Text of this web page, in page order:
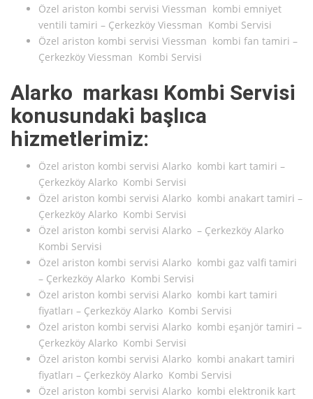
Özel ariston kombi servisi Viessman kombi emniyet
ventili tamiri – Çerkezköy Viessman Kombi Servisi
Özel ariston kombi servisi Viessman kombi fan tamiri –
Çerkezköy Viessman Kombi Servisi
Alarko markası Kombi Servisi
konusundaki başlıca
hizmetlerimiz:
Özel ariston kombi servisi Alarko kombi kart tamiri –
Çerkezköy Alarko Kombi Servisi
Özel ariston kombi servisi Alarko kombi anakart tamiri –
Çerkezköy Alarko Kombi Servisi
Özel ariston kombi servisi Alarko – Çerkezköy Alarko
Kombi Servisi
Özel ariston kombi servisi Alarko kombi gaz valfi tamiri
– Çerkezköy Alarko Kombi Servisi
Özel ariston kombi servisi Alarko kombi kart tamiri
fiyatları – Çerkezköy Alarko Kombi Servisi
Özel ariston kombi servisi Alarko kombi eşanjör tamiri –
Çerkezköy Alarko Kombi Servisi
Özel ariston kombi servisi Alarko kombi anakart tamiri
fiyatları – Çerkezköy Alarko Kombi Servisi
Özel ariston kombi servisi Alarko kombi elektronik kart